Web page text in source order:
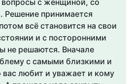
вопросы с женщиной, со
Решение принимается
всё становится на свои
и с посторонними
не решаются. Вначале
с самыми близкими и
любит и уважает и кому